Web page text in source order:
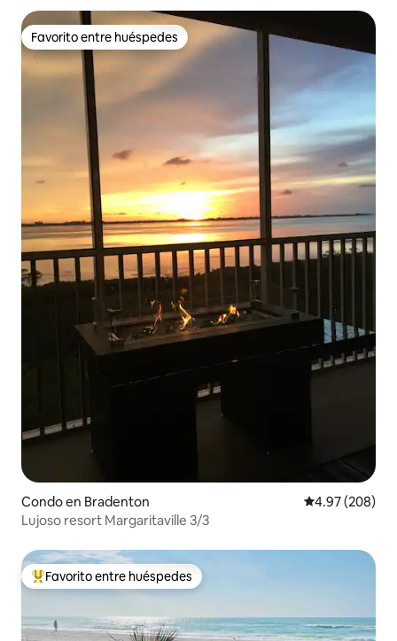
Favorito entre huéspedes
Favorito entre huéspedes
Condo en Bradenton Calificación
4.97 (208)
Lujoso resort Margaritaville 3/3
Favorito entre huéspedes preferido
Favorito entre huéspedes